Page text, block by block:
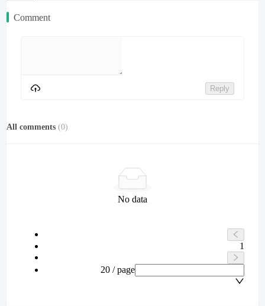
Comment
Reply
All comments (0)
No data
1
20 / page